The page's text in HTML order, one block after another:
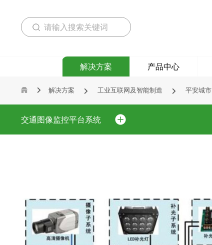
解决方案 产品中心
 解决方案  工业互联网及智能制造  平安城市
交通图像监控平台系统